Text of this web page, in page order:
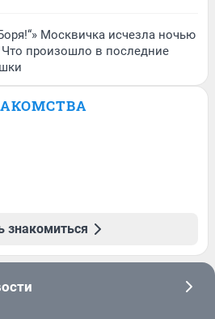
Москвичка исчезла ночью
произошло в последние
знакомиться